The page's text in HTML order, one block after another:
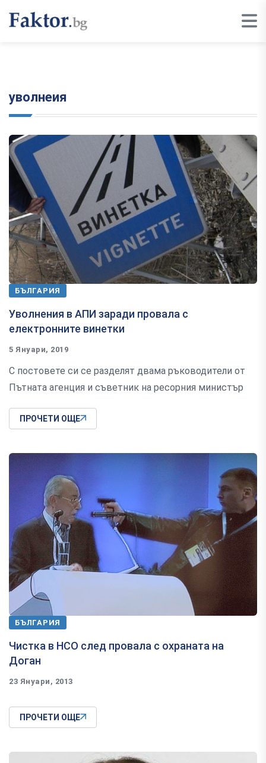
уволнеия
БЪЛГАРИЯ
Уволнения в АПИ заради провала с
електронните винетки
5 Януари, 2019
С постовете си се разделят двама ръководители от
Пътната агенция и съветник на ресорния министър
ПРОЧЕТИ ОЩЕ
БЪЛГАРИЯ
Чистка в НСО след провала с охраната на
Доган
23 Януари, 2013
ПРОЧЕТИ ОЩЕ